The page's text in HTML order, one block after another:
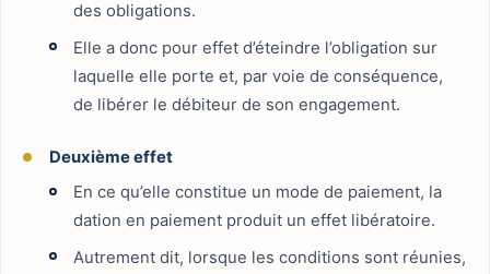
des obligations.
Elle a donc pour effet d’éteindre l’obligation sur
laquelle elle porte et, par voie de conséquence,
de libérer le débiteur de son engagement.
Deuxième effet
En ce qu’elle constitue un mode de paiement, la
dation en paiement produit un effet libératoire.
Autrement dit, lorsque les conditions sont réunies,